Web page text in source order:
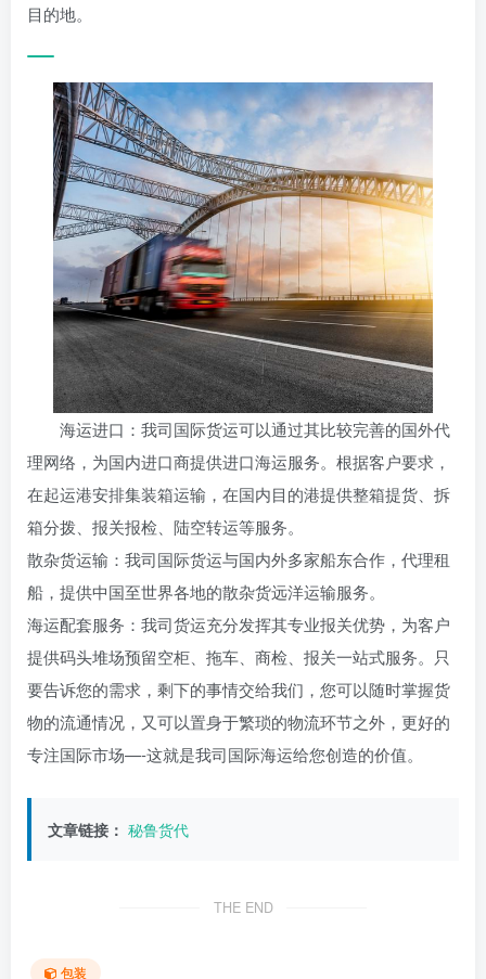
目的地。
海运进口：我司国际货运可以通过其比较完善的国外代
理网络，为国内进口商提供进口海运服务。根据客户要求，
在起运港安排集装箱运输，在国内目的港提供整箱提货、拆
箱分拨、报关报检、陆空转运等服务。
散杂货运输：我司国际货运与国内外多家船东合作，代理租
船，提供中国至世界各地的散杂货远洋运输服务。
海运配套服务：我司货运充分发挥其专业报关优势，为客户
提供码头堆场预留空柜、拖车、商检、报关一站式服务。只
要告诉您的需求，剩下的事情交给我们，您可以随时掌握货
物的流通情况，又可以置身于繁琐的物流环节之外，更好的
专注国际市场—-这就是我司国际海运给您创造的价值。
文章链接： 秘鲁货代
THE END
包装